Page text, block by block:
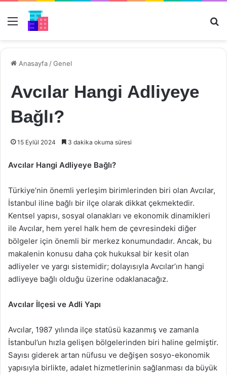
Menü
Anasayfa /Genel
Avcılar Hangi Adliyeye
Bağlı?
15 Eylül 2024 3 dakika okuma süresi
Avcılar Hangi Adliyeye Bağlı?
Türkiye’nin önemli yerleşim birimlerinden biri olan Avcılar,
İstanbul iline bağlı bir ilçe olarak dikkat çekmektedir.
Kentsel yapısı, sosyal olanakları ve ekonomik dinamikleri
ile Avcılar, hem yerel halk hem de çevresindeki diğer
bölgeler için önemli bir merkez konumundadır. Ancak, bu
makalenin konusu daha çok hukuksal bir kesit olan
adliyeler ve yargı sistemidir; dolayısıyla Avcılar’ın hangi
adliyeye bağlı olduğu üzerine odaklanacağız.
Avcılar İlçesi ve Adli Yapı
Avcılar, 1987 yılında ilçe statüsü kazanmış ve zamanla
İstanbul’un hızla gelişen bölgelerinden biri haline gelmiştir.
Sayısı giderek artan nüfusu ve değişen sosyo-ekonomik
yapısıyla birlikte, adalet hizmetlerinin sağlanması da büyük